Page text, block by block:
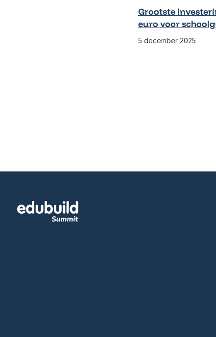
Grootste
euro voor
5 december 2025